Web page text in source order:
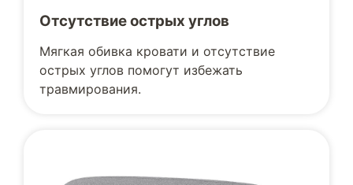
Отсутствие острых углов
Мягкая обивка кровати и отсутствие
острых углов помогут избежать
травмирования.